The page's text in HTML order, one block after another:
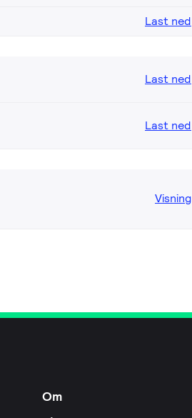
Last ned
Last ned
Last ned
Visning
Om